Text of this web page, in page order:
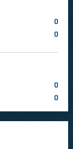
0
0
0
0